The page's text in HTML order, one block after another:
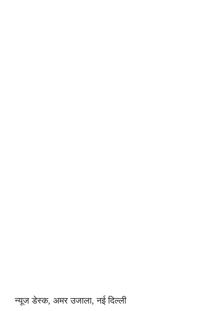
न्यूज डेस्क, अमर उजाला, नई दिल्ली